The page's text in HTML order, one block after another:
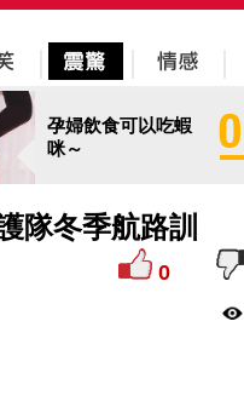
孕婦飲食可以吃蝦
咪～
隊冬季航路訓
0